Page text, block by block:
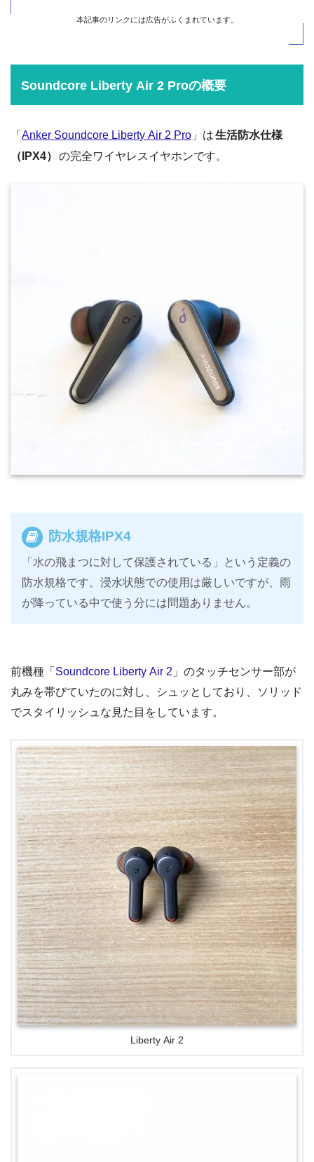
本記事のリンクには広告がふくまれています。
Soundcore Liberty Air 2 Proの概要
「 Anker Soundcore Liberty Air 2 Pro 」は生活防水仕様
（IPX4）
の完全ワイヤレスイヤホンです。
防水規格IPX4
「水の飛まつに対して保護されている」という定義の
防水規格です。浸水状態での使用は厳しいですが、雨
が降っている中で使う分には問題ありません。
前機種「 Soundcore Liberty Air 2 」のタッチセンサー部が
丸みを帯びていたのに対し、シュッとしており、ソリッド
でスタイリッシュな見た目をしています。
Liberty Air 2